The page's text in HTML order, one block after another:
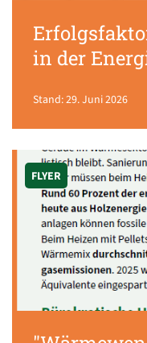
in der
Stand: 29. Juni 2026
FLYER